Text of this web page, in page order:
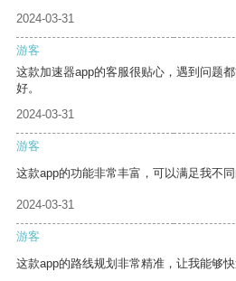
2024-03-31
游客
这款加速器app的客服很贴心，遇到问题
好。
2024-03-31
游客
这款app的功能非常丰富，可以满足我不同
2024-03-31
游客
这款app的路线规划非常精准，让我能够快